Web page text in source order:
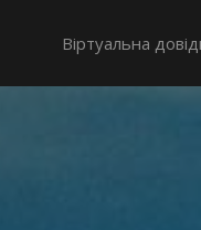
Віртуальна